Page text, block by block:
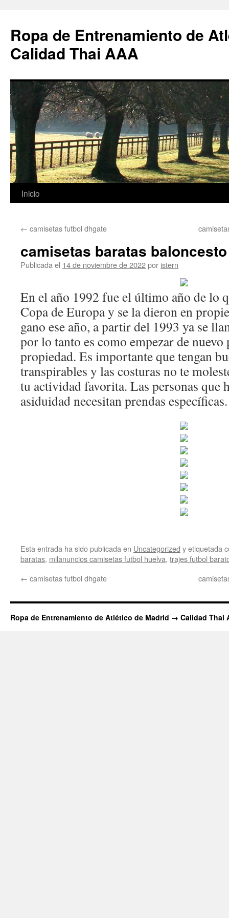
Ropa de Entrenamiento de
Calidad Thai AAA
Saltar
contenido
Inicio
← camisetas futbol dhgate
camisetas baratas
Publicada el 14 de noviembre de 2022por istern
En el año 1992 fue el último año de lo
Copa de Europa y se la dieron en
gano ese año, a partir del 1993 ya se
por lo tanto es como empezar de nuevo
propiedad. Es importante que tengan
transpirables y las costuras no te
tu actividad favorita. Las personas que
asiduidad necesitan prendas específicas.
Esta entrada ha sido publicada en Uncategorized y etiquetada
baratas, milanuncios camisetas futbol huelva, trajes futbol
← camisetas futbol dhgate
Ropa de Entrenamiento de Atlético de Madrid → Calidad Thai